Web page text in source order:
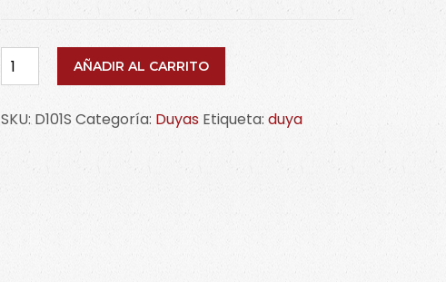
Duya
101s
cantidad
AÑADIR AL CARRITO
SKU:D101S Categoría: Duyas Etiqueta:duya